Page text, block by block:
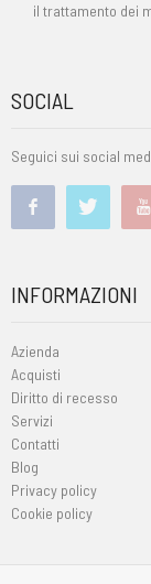
il trattamento dei
SOCIAL
Seguici sui social
INFORMAZIONI
Azienda
Acquisti
Diritto di recesso
Servizi
Contatti
Blog
Privacy policy
Cookie policy